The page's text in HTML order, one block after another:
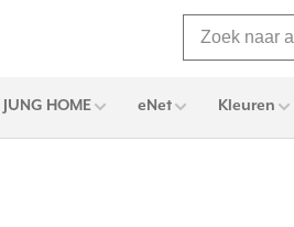
JUNG HOME eNet Kleuren